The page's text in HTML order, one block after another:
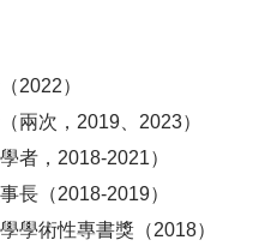
2022）
兩次，2019、2023）
者，2018-2021）
長（2018-2019）
學術性專書獎（2018）